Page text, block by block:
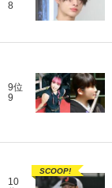
8
9位
9
10
SCOOP!